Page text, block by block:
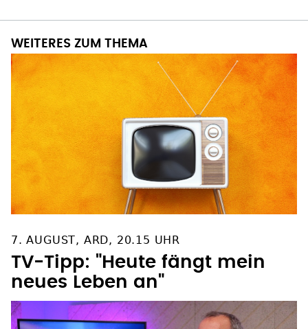
WEITERES ZUM THEMA
7. AUGUST, ARD, 20.15 UHR
TV-Tipp: "Heute fängt mein